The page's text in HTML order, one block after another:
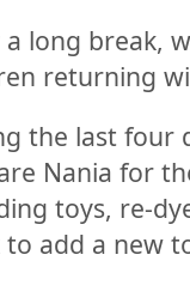
long break,
returning
the last four
Nania for
toys, re-
add a new